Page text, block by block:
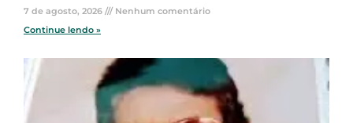
7 de agosto, 2026
Nenhum comentário
Continue lendo »